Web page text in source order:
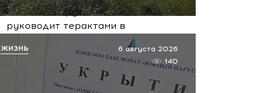
НАТО планирует и
руководит терактами в
заявление хакеров
сегодня, 10:07
6 августа 2026
140
ЖИЗНЬ